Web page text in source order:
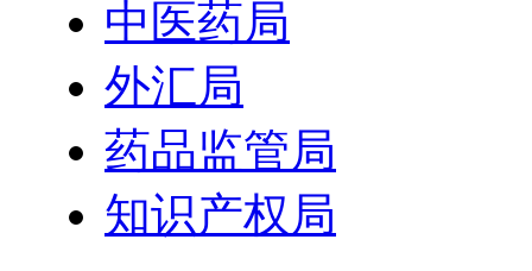
中医药局
外汇局
药品监管局
知识产权局